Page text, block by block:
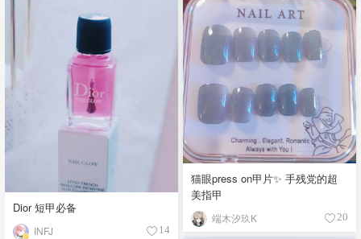
Dior 短甲必备
INFJ 14
猫眼press on甲片✨ 手残党的超
美指甲
端木汐玖K 20